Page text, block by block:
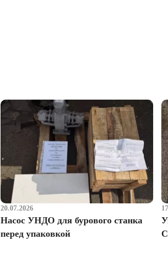
20.07.2026
Насос УНДО для бурового станка
перед упаковкой